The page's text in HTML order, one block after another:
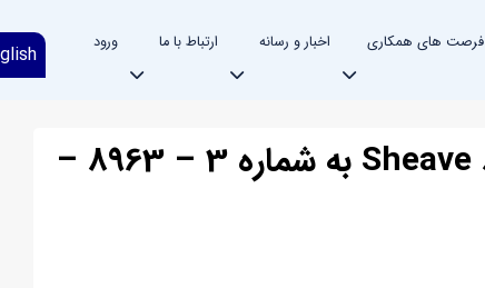
فرصت های همکاری اخبار و رسانه ارتباط با ما ورود
فراخوان جهت مناقصه عمومی یک مرحله ای خرید Sheave به شماره 3 – 8963 –